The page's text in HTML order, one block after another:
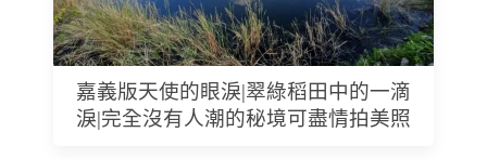
嘉義版天使的眼淚|翠綠稻田中的一滴
淚|完全沒有人潮的秘境可盡情拍美照